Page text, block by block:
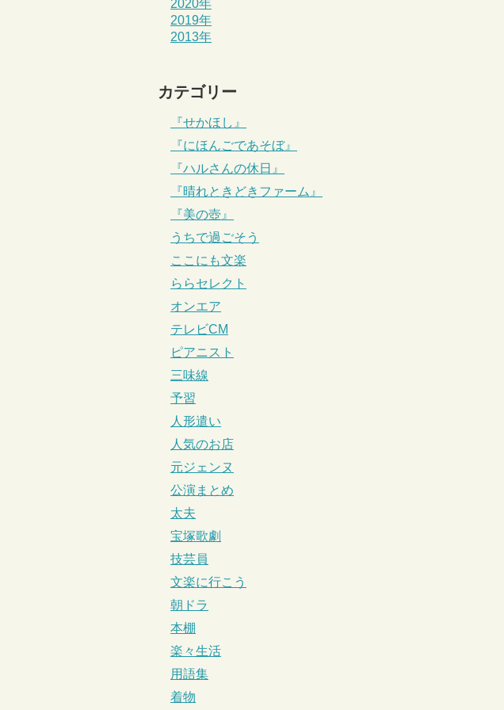
2020年
2019年
2013年
カテゴリー
『せかほし』
『にほんごであそぼ』
『ハルさんの休日』
『晴れときどきファーム』
『美の壺』
うちで過ごそう
ここにも文楽
ららセレクト
オンエア
テレビCM
ピアニスト
三味線
予習
人形遣い
人気のお店
元ジェンヌ
公演まとめ
太夫
宝塚歌劇
技芸員
文楽に行こう
朝ドラ
本棚
楽々生活
用語集
着物